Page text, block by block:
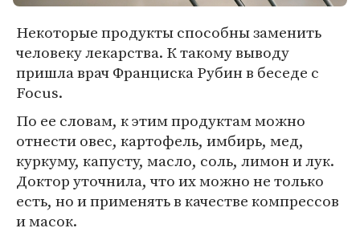
Некоторые продукты способны заменить
человеку лекарства. К такому выводу
пришла врач Франциска Рубин в беседе с
Focus.
По ее словам, к этим продуктам можно
отнести овес, картофель, имбирь, мед,
куркуму, капусту, масло, соль, лимон и лук.
Доктор уточнила, что их можно не только
есть, но и применять в качестве компрессов
и масок.